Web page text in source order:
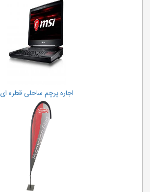
اجاره پرچم ساحلی قطره ای